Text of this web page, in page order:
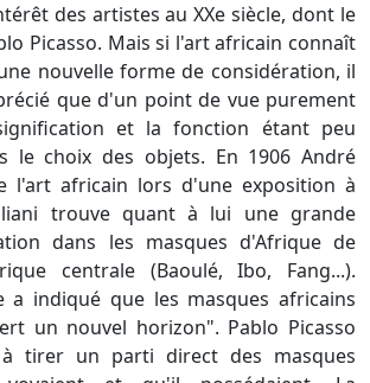
des artistes au XXe siècle, dont le
Picasso. Mais si l'art africain connaît
nouvelle forme de considération, il
que d'un point de vue purement
et la fonction étant peu
le choix des objets. En 1906 André
l'art africain lors d'une exposition à
trouve quant à lui une grande
dans les masques d'Afrique de
centrale (Baoulé, Ibo, Fang...).
a indiqué que les masques africains
un nouvel horizon". Pablo Picasso
tirer un parti direct des masques